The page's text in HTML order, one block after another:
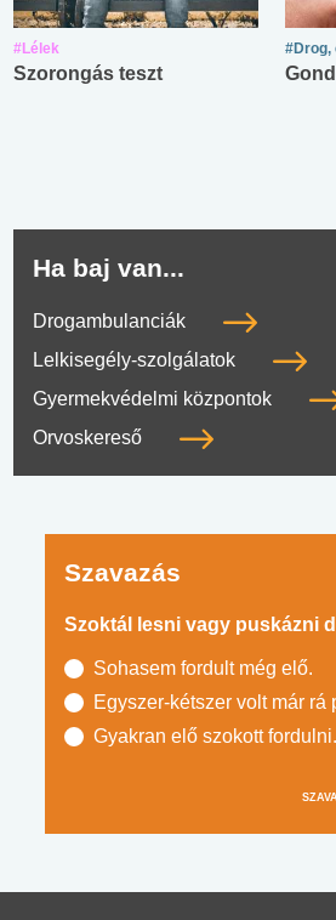
#Lélek
Szorongás teszt
#Drog,
Ha baj van...
Drogambulanciák
Lelkisegély-szolgálatok
Gyermekvédelmi központok
Orvoskereső
Szavazás
Szoktál lesni vagy puskázni
Sohasem fordult még elő.
Egyszer-kétszer volt már rá
Gyakran elő szokott fordulni.